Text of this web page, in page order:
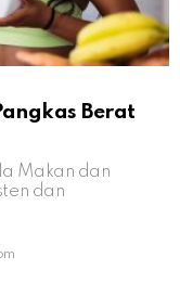
Berat
Makan dan
dan